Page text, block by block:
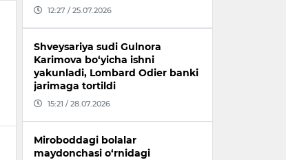
12:27 / 25.07.2026
Shveysariya sudi Gulnora
Karimova bo‘yicha ishni
yakunladi, Lombard Odier banki
jarimaga tortildi
15:21 / 28.07.2026
Miroboddagi bolalar
maydonchasi o‘rnidagi